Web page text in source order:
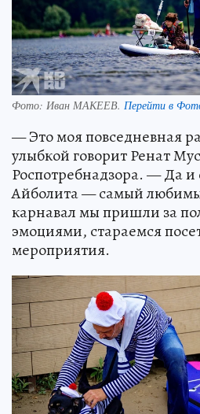
Фото: Иван МАКЕЕВ. Перейти в
— Это моя повседневная
улыбкой говорит Ренат
Роспотребнадзора. — Да и
Айболита — самый
карнавал мы пришли за
эмоциями, стараемся
мероприятия.